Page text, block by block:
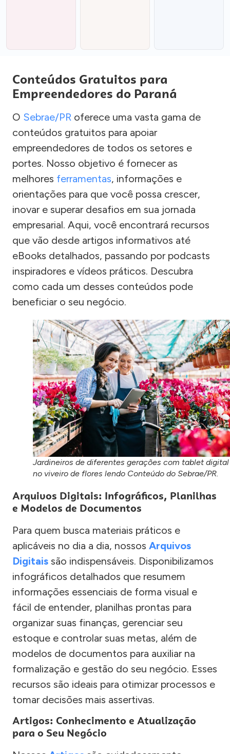
Conteúdos Gratuitos para
Empreendedores do Paraná
O Sebrae/PR oferece uma vasta gama de
conteúdos gratuitos para apoiar
empreendedores de todos os setores e
portes. Nosso objetivo é fornecer as
melhores ferramentas, informações e
orientações para que você possa crescer,
inovar e superar desafios em sua jornada
empresarial. Aqui, você encontrará recursos
que vão desde artigos informativos até
eBooks detalhados, passando por podcasts
inspiradores e vídeos práticos. Descubra
como cada um desses conteúdos pode
beneficiar o seu negócio.
Jardineiros de diferentes gerações com tablet digital
no viveiro de flores lendo Conteúdo do Sebrae/PR.
Arquivos Digitais: Infográficos, Planilhas
e Modelos de Documentos
Para quem busca materiais práticos e
aplicáveis no dia a dia, nossos Arquivos
Digitais são indispensáveis. Disponibilizamos
infográficos detalhados que resumem
informações essenciais de forma visual e
fácil de entender, planilhas prontas para
organizar suas finanças, gerenciar seu
estoque e controlar suas metas, além de
modelos de documentos para auxiliar na
formalização e gestão do seu negócio. Esses
recursos são ideais para otimizar processos e
tomar decisões mais assertivas.
Artigos: Conhecimento e Atualização
para o Seu Negócio